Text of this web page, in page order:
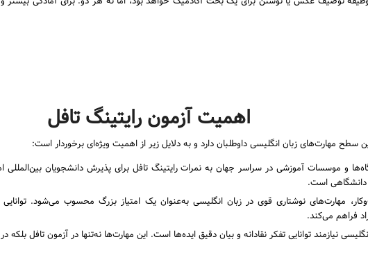
اهمیت آزمون رایتینگ تافل
مهارت‌های زبان انگلیسی داوطلبان دارد و به دلایل زیر از اهمیت ویژه‌ای برخوردار است:
و موسسات آموزشی در سراسر جهان به نمرات رایتینگ تافل برای پذیرش دانشجویان
دانشگاهی است.
مهارت‌های نوشتاری قوی در زبان انگلیسی به‌عنوان یک امتیاز بزرگ محسوب می‌شود.
فراهم می‌کند.
نیازمند توانایی تفکر نقادانه و بیان دقیق ایده‌ها است. این مهارت‌ها نه‌تنها در آزمون تافل